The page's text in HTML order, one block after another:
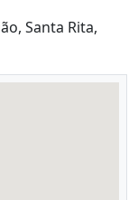
Santa Rita,